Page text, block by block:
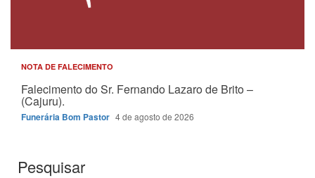
NOTA DE FALECIMENTO
Falecimento do Sr. Fernando Lazaro de Brito –
(Cajuru).
Funerária Bom Pastor 4 de agosto de 2026
Pesquisar